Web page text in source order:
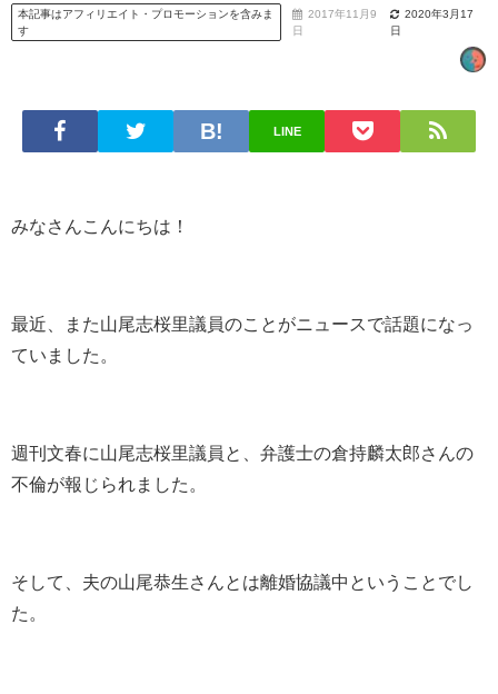
本記事はアフィリエイト・プロモーションを含みま
す
2017年11月9
日
2020年3月17
日
LINE
みなさんこんにちは！
最近、また山尾志桜里議員のことがニュースで話題になっ
ていました。
週刊文春に山尾志桜里議員と、弁護士の倉持麟太郎さんの
不倫が報じられました。
そして、夫の山尾恭生さんとは離婚協議中ということでし
た。